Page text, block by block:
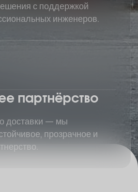
с поддержкой
инженеров.
партнёрство
доставки — мы
прозрачное и